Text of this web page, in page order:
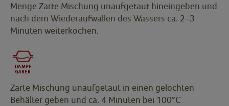
Menge Zarte Mischung unaufgetaut hineingeben und
nach dem Wiederaufwallen des Wassers ca. 2–3
Minuten weiterkochen.
Zarte Mischung unaufgetaut in einen gelochten
Behälter geben und ca. 4 Minuten bei 100°C